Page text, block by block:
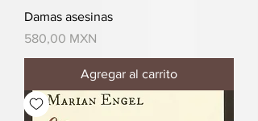
Damas asesinas
Precio
580,00 MXN
Agregar al carrito